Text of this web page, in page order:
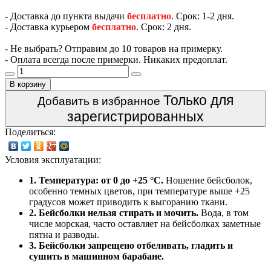
- Доставка до пункта выдачи бесплатно. Срок: 1-2 дня.
- Доставка курьером бесплатно. Срок: 2 дня.
- Не выбрать? Отправим до 10 товаров на примерку.
- Оплата всегда после примерки. Никаких предоплат.
В корзину
Добавить в избранное Только для
зарегистрированных
Поделиться:
Условия эксплуатации:
1. Температура: от 0 до +25 °C. Ношение бейсболок,
особенно темных цветов, при температуре выше +25
градусов может приводить к выгоранию ткани.
2. Бейсболки нельзя стирать и мочить. Вода, в том
числе морская, часто оставляет на бейсболках заметные
пятна и разводы.
3. Бейсболки запрещено отбеливать, гладить и
сушить в машинном барабане.